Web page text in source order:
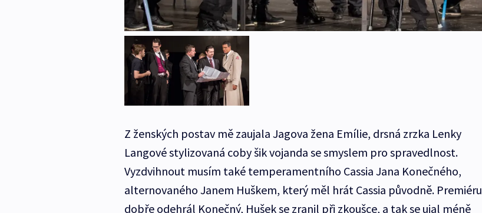
Z ženských postav mě zaujala Jagova žena Emílie, drsná zrzka Lenky
Langové stylizovaná coby šik vojanda se smyslem pro spravedlnost.
Vyzdvihnout musím také temperamentního Cassia Jana Konečného,
alternovaného Janem Huškem, který měl hrát Cassia původně. Premiéru
dobře odehrál Konečný, Hušek se zranil při zkoušce, a tak se ujal méně